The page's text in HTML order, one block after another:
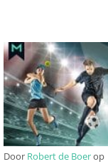
Door Robert de Boerop